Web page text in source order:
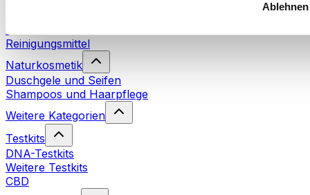
Ablehnen
Waschmittel
Reinigungsmittel
Naturkosmetik
Duschgele und Seifen
Shampoos und Haarpflege
Weitere Kategorien
Testkits
DNA-Testkits
Weitere Testkits
CBD